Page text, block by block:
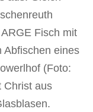
Fisch mit
Abfischen eines
(Foto:
Christ aus